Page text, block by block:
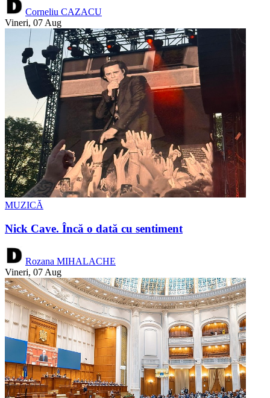
Corneliu CAZACU
Vineri, 07 Aug
MUZICĂ
Nick Cave. Încă o dată cu sentiment
Rozana MIHALACHE
Vineri, 07 Aug